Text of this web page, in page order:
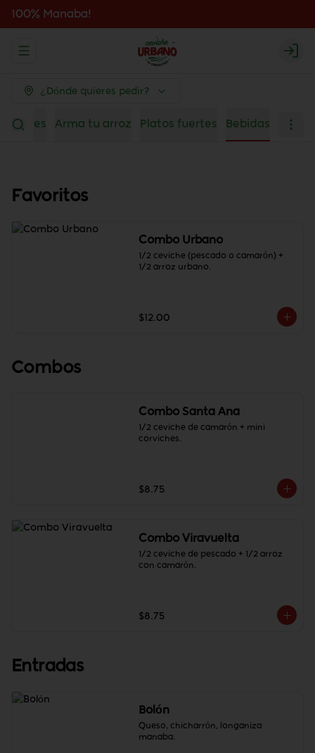
100% Manaba!
Abrir menu de navegación
¿Dónde quieres pedir?
Arroces Arma tu arroz Platos fuertes Bebidas
Favoritos
Combo Urbano
1/2 ceviche (pescado o camarón) +
1/2 arroz urbano.
$12.00
Combos
Combo Santa Ana
1/2 ceviche de camarón + mini
corviches.
$8.75
Combo Viravuelta
1/2 ceviche de pescado + 1/2 arroz
con camarón.
$8.75
Entradas
Bolón
Queso, chicharrón, longaniza
manaba.